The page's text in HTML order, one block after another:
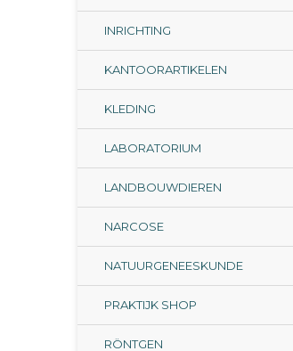
INRICHTING
KANTOORARTIKELEN
KLEDING
LABORATORIUM
LANDBOUWDIEREN
NARCOSE
NATUURGENEESKUNDE
PRAKTIJK SHOP
RÖNTGEN